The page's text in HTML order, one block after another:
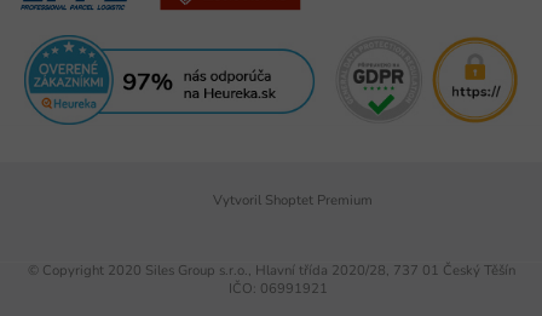
Vytvoril Shoptet Premium
© Copyright 2020 Siles Group s.r.o., Hlavní třída 2020/28, 737 01 Český Těšín
IČO: 06991921